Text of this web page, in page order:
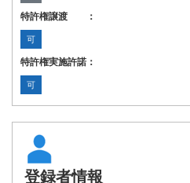
特許権譲渡 ：
可
特許権実施許諾：
可
登録者情報